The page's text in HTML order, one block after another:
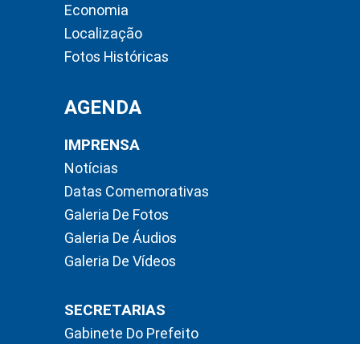
Economia
Localização
Fotos Históricas
AGENDA
IMPRENSA
Notícias
Datas Comemorativas
Galeria De Fotos
Galeria De Áudios
Galeria De Vídeos
SECRETARIAS
Gabinete Do Prefeito